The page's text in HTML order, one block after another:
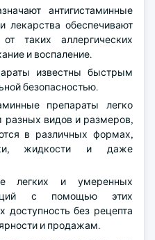
антигистаминные
лекарства обеспечивают
таких аллергических
и воспаление.
известны быстрым
безопасностью.
препараты легко
видов и размеров,
в различных формах,
жидкости и даже
легких и умеренных
с помощью этих
доступность без рецепта
и продажам.